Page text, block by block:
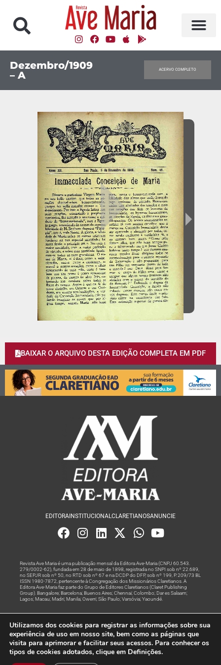
Dezembro/1909
– A
ACERVO COMPLETO
BAIXAR O ARQUIVO DESTA EDIÇÃO COMPLETA EM PDF
EDITORA INSTITUCIONALCLARETIANOSANUNCIE
Revista Ave Maria é uma publicação mensal da Editora Ave-Maria (CNPJ 60.543.
279/0002-62), fundada em 28 de maio de 1898, registrada no SNPI sob nº 22.689,
no SEPJR sob nº 50, no RTD sob nº 67 e na DCDP do DFP, sob nº 199, P. 209/73 BL
ISSN 1980-7872, pertencente à Congregação dos Missionários Claretianos. A
Editora Ave-Maria faz parte do Grupo de Editores Claretianos (Claret Publishing
Group). Bangalore; Barcelona; Buenos Aires; Chennai; Colombo; Dar es Salaam;
Lagos; Macau; Madri; Manila; Owerri; São Paulo; Varsóvia; Yaoundé.
Rede
© Todos os Direitos Reservados
Utilizamos dos cookies para registrar as informações sobre sua
experiência de uso em nosso site, bem como as páginas que
visita para aprimorar e facilitar seus acessos. Para conhecer os
tipos de cookies adotados, clique em Definições.